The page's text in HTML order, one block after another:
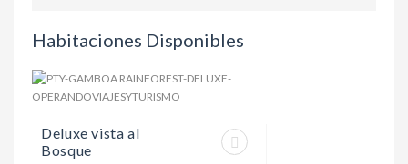
Habitaciones Disponibles
Deluxe vista al
Bosque